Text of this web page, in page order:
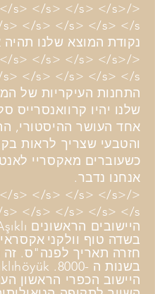
</s> </s> </s> </s>
</s> </s> </s> </s>
נקודת המוצא שלנו תהיה
</s> </s> </s> </s>
</s> </s> </s> </s>
התחנות העיקריות של
שלנו יהיו קרוואנסרייס
אחד העושר ההיסטורי,
והטבעי שצריך לראות
כשעוברים מאקסריי
אנחנו נדבר.
</s> </s> </s> </s>
</s> </s> </s> </s>
היישובים הראשונים
בשדה טוף וולקני
חזרה תאריך לפנה"ס.
היישוב הכפרי הראשון